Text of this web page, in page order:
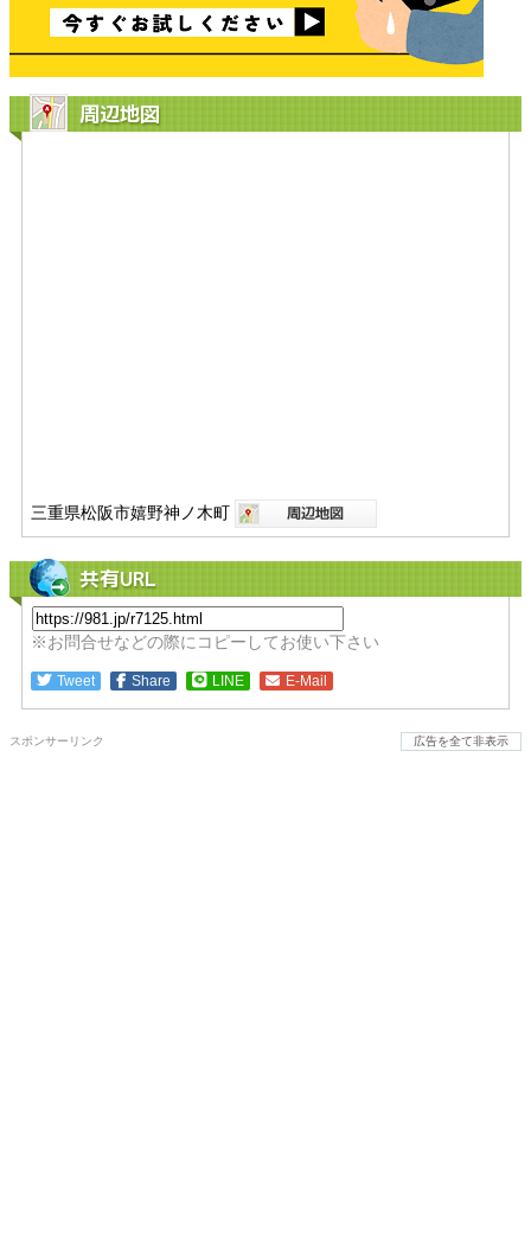
周辺地図
三重県松阪市嬉野神ノ木町
共有URL
※お問合せなどの際にコピーしてお使い下さい
Tweet Share LINE E-Mail
スポンサーリンク 広告を全て非表示